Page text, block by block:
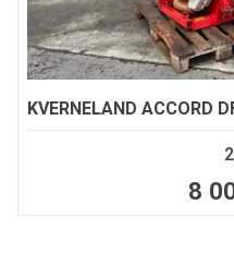
KVERNELAND ACCORD
8